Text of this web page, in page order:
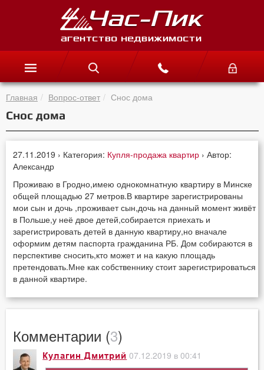
Главная Вопрос-ответ Снос дома
Снос дома
27.11.2019 › Категория: Купля-продажа квартир › Автор:
Александр
Проживаю в Гродно,имею однокомнатную квартиру в Минске
общей площадью 27 метров.В квартире зарегистрированы
мои сын и дочь ,проживает сын,дочь на данный момент живёт
в Польше,у неё двое детей,собирается приехать и
зарегистрировать детей в данную квартиру,но вначале
оформим детям паспорта гражданина РБ. Дом собираются в
перспективе сносить,кто может и на какую площадь
претендовать.Мне как собственнику стоит зарегистрироваться
в данной квартире.
Комментарии (3)
Кулагин Дмитрий 07.12.2019 в 00:41